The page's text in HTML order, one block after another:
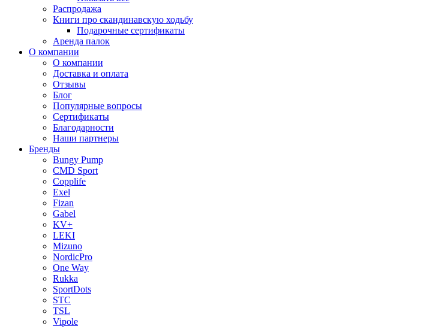
Распродажа
Книги про скандинавскую ходьбу
Подарочные сертификаты
Аренда палок
О компании
О компании
Доставка и оплата
Отзывы
Блог
Популярные вопросы
Сертификаты
Благодарности
Наши партнеры
Бренды
Bungy Pump
CMD Sport
Copplife
Exel
Fizan
Gabel
KV+
LEKI
Mizuno
NordicPro
One Way
Rukka
SportDots
STC
TSL
Vipole